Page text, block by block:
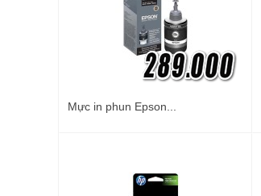
Mực in phun Epson...